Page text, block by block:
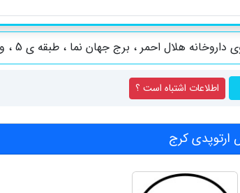
هلال احمر ، برج جهان نما ، طبقه ی 5 ، واحد 15
اطلاعات اشتباه است ؟
کرج